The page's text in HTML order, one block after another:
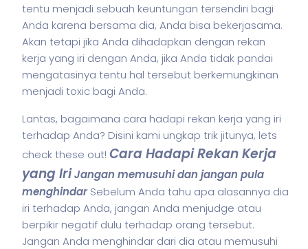
tentu menjadi sebuah keuntungan tersendiri bagi
Anda karena bersama dia, Anda bisa bekerjasama.
Akan tetapi jika Anda dihadapkan dengan rekan
kerja yang iri dengan Anda, jika Anda tidak pandai
mengatasinya tentu hal tersebut berkemungkinan
menjadi toxic bagi Anda.
Lantas, bagaimana cara hadapi rekan kerja yang iri
terhadap Anda? Disini kami ungkap trik jitunya, lets
check these out! Cara Hadapi Rekan Kerja
yang IriJangan memusuhi dan jangan pula
menghindarSebelum Anda tahu apa alasannya dia
iri terhadap Anda, jangan Anda menjudge atau
berpikir negatif dulu terhadap orang tersebut.
Jangan Anda menghindar dari dia atau memusuhi